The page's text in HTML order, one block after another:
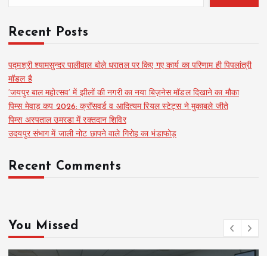
Recent Posts
पद्मश्री श्यामसुन्दर पालीवाल बोले धरातल पर किए गए कार्य का परिणाम ही पिपलांत्री
मॉडल है
‘जयपुर बाल महोत्सव’ में झीलों की नगरी का नया बिज़नेस मॉडल दिखाने का मौका
पिम्स मेवाड़ कप 2026: क्रॉसवर्ड व आदित्यम रियल स्टेट्स ने मुकाबले जीते
पिम्स अस्पताल उमरडा में रक्तदान शिविर
उदयपुर संभाग में जाली नोट छापने वाले गिरोह का भंडाफोड़
Recent Comments
You Missed